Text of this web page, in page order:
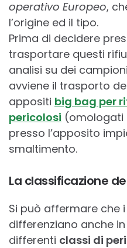
operativo Europeo,
l’origine ed il tipo.
Prima di decidere
trasportare questi
analisi su dei
avviene il trasporto
appositi big bag per
pericolosi (omologati
presso l’apposito
smaltimento.
La classificazione
Si può affermare che
differenziano anche
differenti classi di